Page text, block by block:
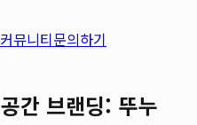
커뮤니티문의하기
간 브랜딩: 뚜누